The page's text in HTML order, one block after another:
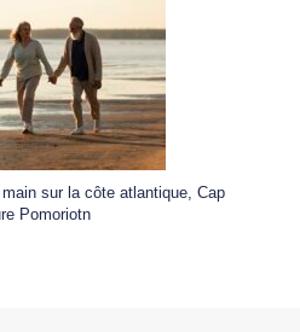
sur la côte atlantique, Cap
Pomoriotn